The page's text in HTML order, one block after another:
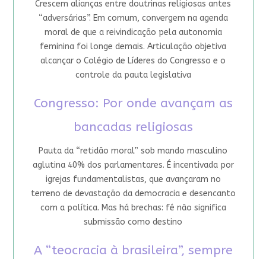
Crescem alianças entre doutrinas religiosas antes
“adversárias”. Em comum, convergem na agenda
moral de que a reivindicação pela autonomia
feminina foi longe demais. Articulação objetiva
alcançar o Colégio de Líderes do Congresso e o
controle da pauta legislativa
Congresso: Por onde avançam as
bancadas religiosas
Pauta da “retidão moral” sob mando masculino
aglutina 40% dos parlamentares. É incentivada por
igrejas fundamentalistas, que avançaram no
terreno de devastação da democracia e desencanto
com a política. Mas há brechas: fé não significa
submissão como destino
A “teocracia à brasileira”, sempre